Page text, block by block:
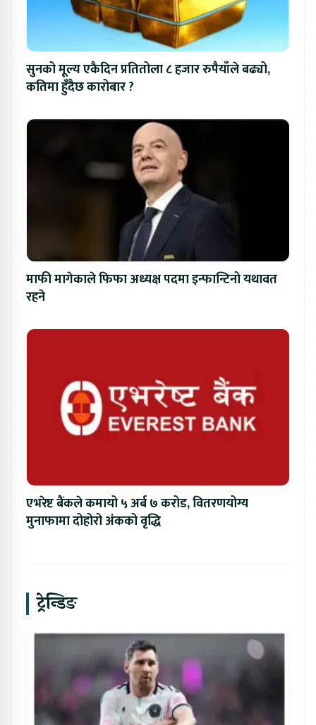
सुनको मूल्य एकैदिन प्रतितोला ८ हजार रुपैयाँले बढ्यो,
कतिमा हुँदैछ कारोबार ?
माफी मागेकाले फिफा अध्यक्ष पदमा इन्फान्टिनो यथावत
रहने
एभरेष्ट बैंकले कमायो ५ अर्ब ७ करोड, वितरणयोग्य
मुनाफामा दोहोरो अंकको वृद्धि
ट्रेन्डिङ